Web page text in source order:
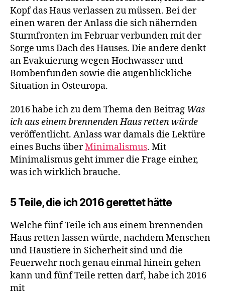
Kopf das Haus verlassen zu müssen. Bei der
einen waren der Anlass die sich nähernden
Sturmfronten im Februar verbunden mit der
Sorge ums Dach des Hauses. Die andere denkt
an Evakuierung wegen Hochwasser und
Bombenfunden sowie die augenblickliche
Situation in Osteuropa.
2016 habe ich zu dem Thema den Beitrag Was
ich aus einem brennenden Haus retten würde
veröffentlicht. Anlass war damals die Lektüre
eines Buchs überMinimalismus. Mit
Minimalismus geht immer die Frage einher,
was ich wirklich brauche.
5 Teile, die ich 2016 gerettet hätte
Welche fünf Teile ich aus einem brennenden
Haus retten lassen würde, nachdem Menschen
und Haustiere in Sicherheit sind und die
Feuerwehr noch genau einmal hinein gehen
kann und fünf Teile retten darf, habe ich 2016
mit